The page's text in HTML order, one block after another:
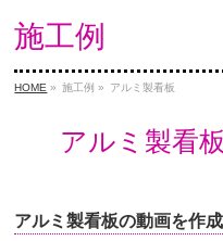
施工例
HOME » 施工例 » アルミ製看板
アルミ製看板
アルミ製看板の動画を作成